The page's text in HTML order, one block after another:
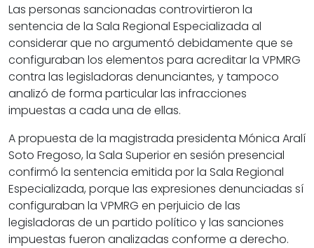
Las personas sancionadas controvirtieron la
sentencia de la Sala Regional Especializada al
considerar que no argumentó debidamente que se
configuraban los elementos para acreditar la VPMRG
contra las legisladoras denunciantes, y tampoco
analizó de forma particular las infracciones
impuestas a cada una de ellas.
A propuesta de la magistrada presidenta Mónica Aralí
Soto Fregoso, la Sala Superior en sesión presencial
confirmó la sentencia emitida por la Sala Regional
Especializada, porque las expresiones denunciadas sí
configuraban la VPMRG en perjuicio de las
legisladoras de un partido político y las sanciones
impuestas fueron analizadas conforme a derecho.